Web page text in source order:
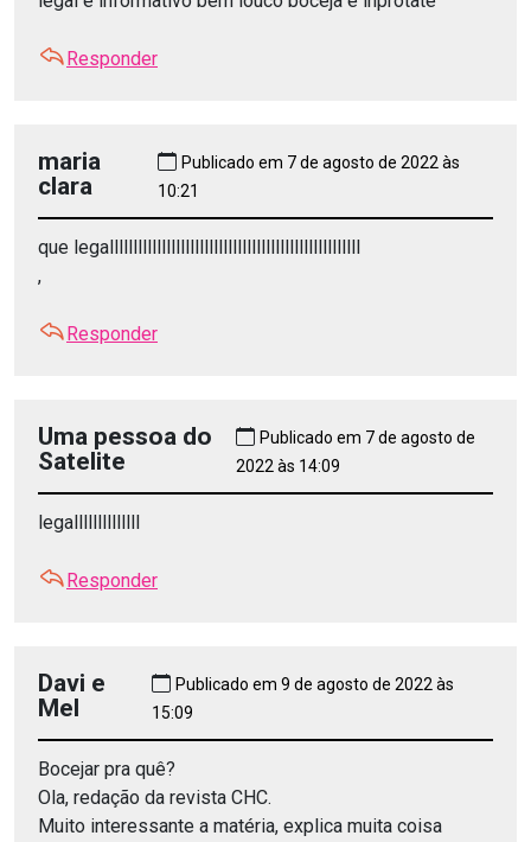
Responder
maria
clara
Publicado em 7 de agosto de 2022 às
10:21
que legalllllllllllllllllllllllllllllllllllllllllllllllllllll
,
Responder
Uma pessoa do
Satelite
Publicado em 7 de agosto de
2022 às 14:09
legallllllllllllll
Responder
Davi e
Mel
Publicado em 9 de agosto de 2022 às
15:09
Bocejar pra quê?
Ola, redação da revista CHC.
Muito interessante a matéria, explica muita coisa